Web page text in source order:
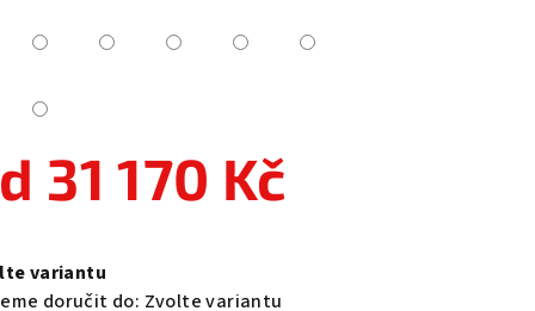
31 170 Kč
variantu
doručit do: Zvolte variantu